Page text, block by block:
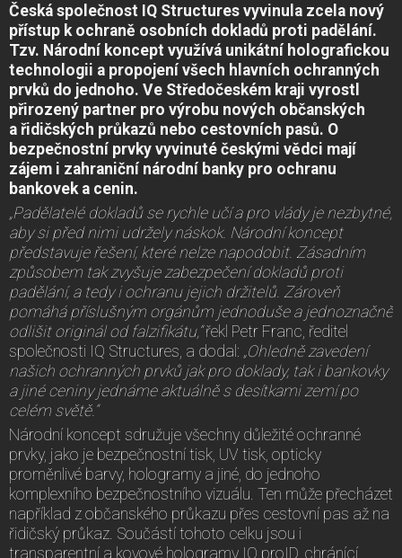
Česká společnost IQ Structures vyvinula zcela nový
přístup k ochraně osobních dokladů proti padělání.
Tzv. Národní koncept využívá unikátní holografickou
technologii a propojení všech hlavních ochranných
prvků do jednoho. Ve Středočeském kraji vyrostl
přirozený partner pro výrobu nových občanských
a řidičských průkazů nebo cestovních pasů. O
bezpečnostní prvky vyvinuté českými vědci mají
zájem i zahraniční národní banky pro ochranu
bankovek a cenin.
„Padělatelé dokladů se rychle učí a pro vlády je nezbytné,
aby si před nimi udržely náskok. Národní koncept
představuje řešení, které nelze napodobit. Zásadním
způsobem tak zvyšuje zabezpečení dokladů proti
padělání, a tedy i ochranu jejich držitelů. Zároveň
pomáhá příslušným orgánům jednoduše a jednoznačně
odlišit originál od falzifikátu,“řekl Petr Franc, ředitel
společnosti IQ Structures, a dodal: „Ohledně zavedení
našich ochranných prvků jak pro doklady, tak i bankovky
a jiné ceniny jednáme aktuálně s desítkami zemí po
celém světě.“
Národní koncept sdružuje všechny důležité ochranné
prvky, jako je bezpečnostní tisk, UV tisk, opticky
proměnlivé barvy, hologramy a jiné, do jednoho
komplexního bezpečnostního vizuálu. Ten může přecházet
například z občanského průkazu přes cestovní pas až na
řidičský průkaz. Součástí tohoto celku jsou i
transparentní a kovové hologramy IQ proID, chránící